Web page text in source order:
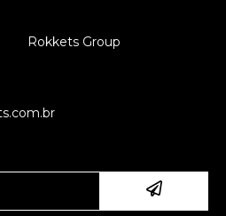
Rokkets Group